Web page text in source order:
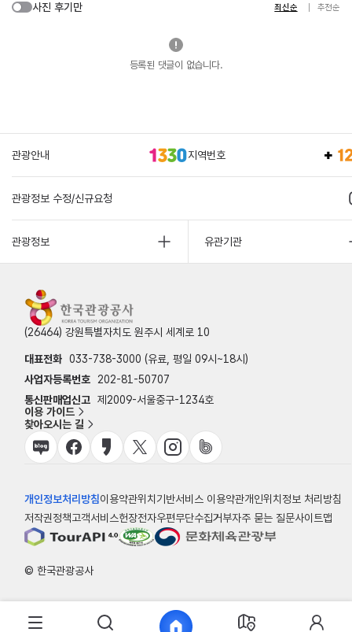
사진 후기만 최신순 추천순
등록된 댓글이 없습니다.
관광안내 지역번호
관광정보 수정/신규요청
관광정보 유관기관
(26464) 강원특별자치도 원주시 세계로 10
대표전화 033-738-3000 (유료, 평일 09시~18시)
사업자등록번호
202-81-50707
통신판매업신고 제2009-서울중구-1234호
이용 가이드
찾아오시는 길
개인정보처리방침이용약관위치기반서비스 이용약관개인위치정보 처리방침
저작권정책고객서비스헌장전자우편무단수집거부자주 묻는 질문사이트맵
© 한국관광공사